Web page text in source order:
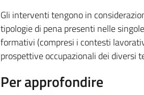
Gli interventi tengono in
tipologie di pena presenti nelle
formativi (compresi i contesti
prospettive occupazionali dei diversi
Per approfondire